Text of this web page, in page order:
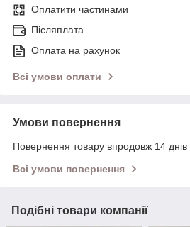
Оплатити частинами
Післяплата
Оплата на рахунок
Всі умови оплати
Умови повернення
Повернення товару впродовж 14 днів
Всі умови повернення
Подібні товари компанії